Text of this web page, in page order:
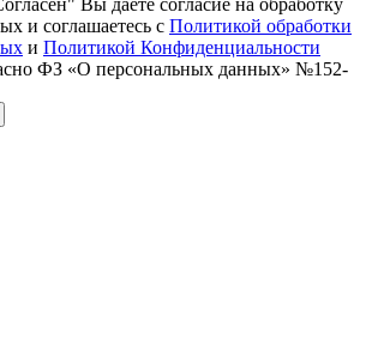
Вы даёте согласие на обработку
и соглашаетесь с Политикой обработки
и Политикой Конфиденциальности
ФЗ «О персональных данных» №152-